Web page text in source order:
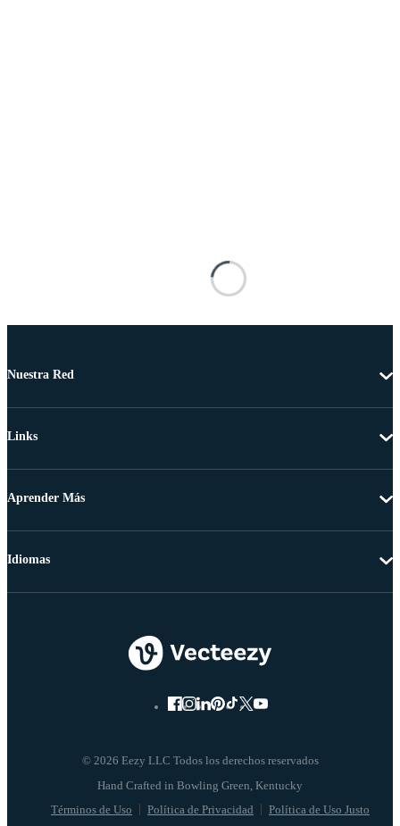
Nuestra Red
Links
Aprender Más
© 2026 Eezy LLC Todos los derechos reservados
Términos de Uso Política de Privacidad Política de Uso Justo
Idiomas